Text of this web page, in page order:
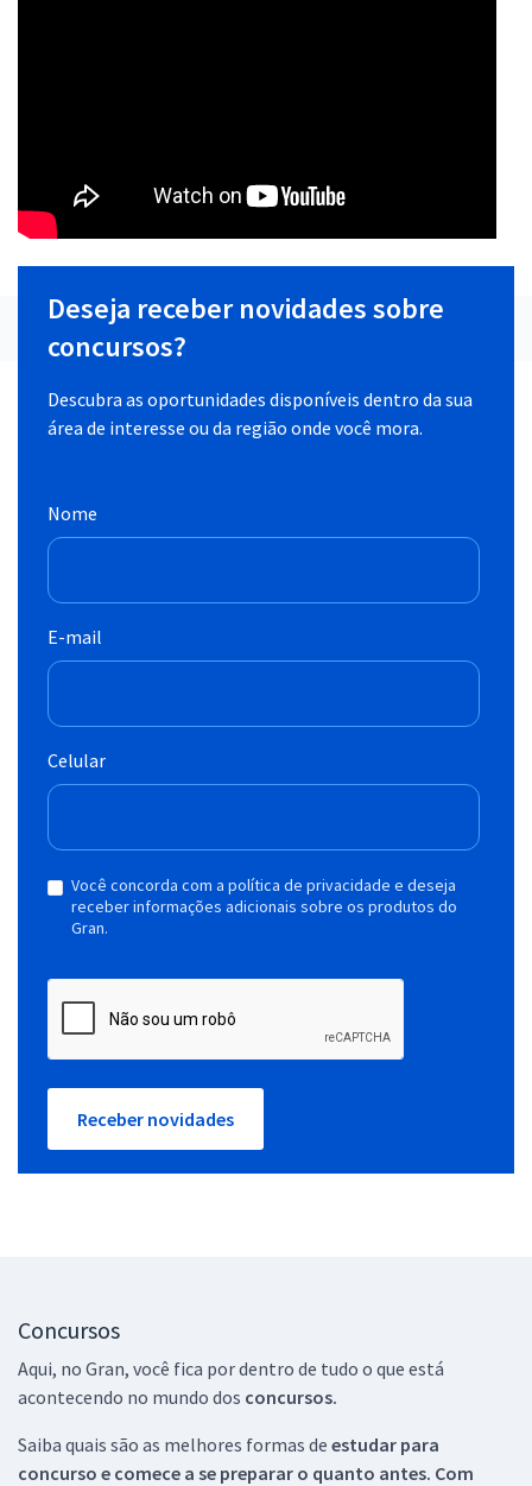
Deseja receber novidades sobre
concursos?
Descubra as oportunidades disponíveis dentro da sua
área de interesse ou da região onde você mora.
Nome
E-mail
Celular
Você concorda com a política de privacidade e deseja
receber informações adicionais sobre os produtos do
Gran.
Receber novidades
Concursos
Aqui, no Gran, você fica por dentro de tudo o que está
acontecendo no mundo dos concursos.
Saiba quais são as melhores formas de estudar para
concurso e comece a se preparar o quanto antes. Com